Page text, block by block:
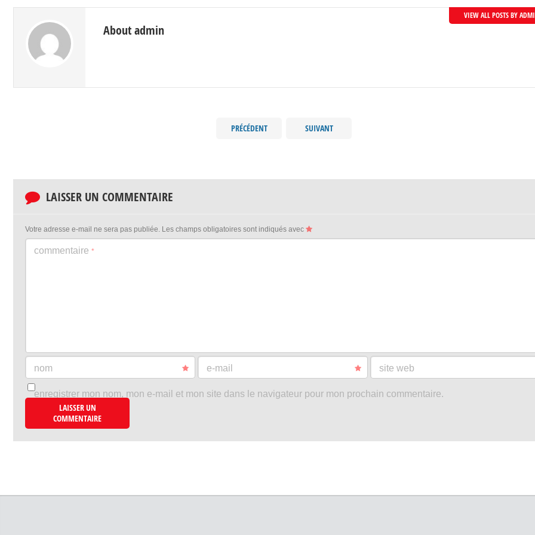
About admin
VIEW ALL POSTS BY
PRÉCÉDENT SUIVANT
LAISSER UN COMMENTAIRE
Votre adresse e-mail ne sera pas publiée. Les champs obligatoires sont indiqués avec
commentaire *
nom e-mail site web
enregistrer mon nom, mon e-mail et mon site dans le navigateur pour mon prochain commentaire.